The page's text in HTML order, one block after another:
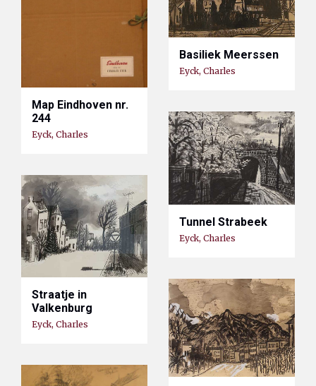
Map Eindhoven nr.
244
Eyck, Charles
Basiliek Meerssen
Eyck, Charles
Tunnel Strabeek
Eyck, Charles
Straatje in
Valkenburg
Eyck, Charles